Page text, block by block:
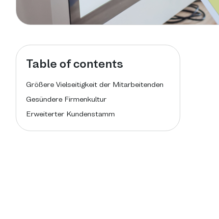
Table of contents
Größere Vielseitigkeit der Mitarbeitenden
Gesündere Firmenkultur
Erweiterter Kundenstamm